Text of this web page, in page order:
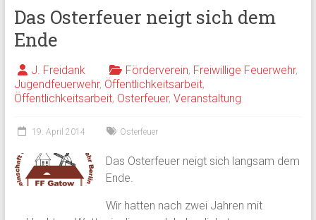
Das Osterfeuer neigt sich dem
Ende
J. Freidank Förderverein, Freiwillige Feuerwehr,
Jugendfeuerwehr, Öffentlichkeitsarbeit,
Öffentlichkeitsarbeit, Osterfeuer, Veranstaltung
19. April 2014 Osterfeuer
Das Osterfeuer neigt sich langsam dem
Ende.
Wir hatten nach zwei Jahren mit